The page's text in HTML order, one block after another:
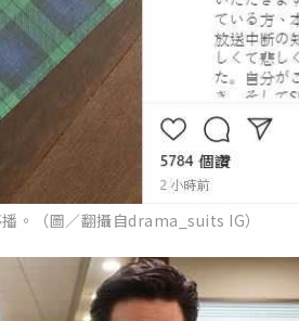
。（圖／翻攝自drama_suits IG）